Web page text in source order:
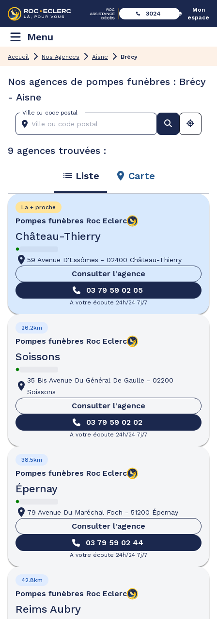
3024
Mon
espace
Menu
Accueil Nos Agences Aisne Brécy
Nos agences de pompes funèbres : Brécy
- Aisne
Ville ou code postal
9 agences trouvées :
Liste Carte
Pompes funèbres Roc Eclerc
Château-Thierry
La + proche
59 Avenue D'Essômes - 02400 Château-Thierry
Consulter l'agence
03 79 59 02 05
A votre écoute 24h/24 7j/7
Pompes funèbres Roc Eclerc
Soissons
26.2km
35 Bis Avenue Du Général De Gaulle - 02200
Soissons
Consulter l'agence
03 79 59 02 02
A votre écoute 24h/24 7j/7
Pompes funèbres Roc Eclerc
Épernay
38.5km
79 Avenue Du Maréchal Foch - 51200 Épernay
Consulter l'agence
03 79 59 02 44
A votre écoute 24h/24 7j/7
Pompes funèbres Roc Eclerc
Reims Aubry
42.8km